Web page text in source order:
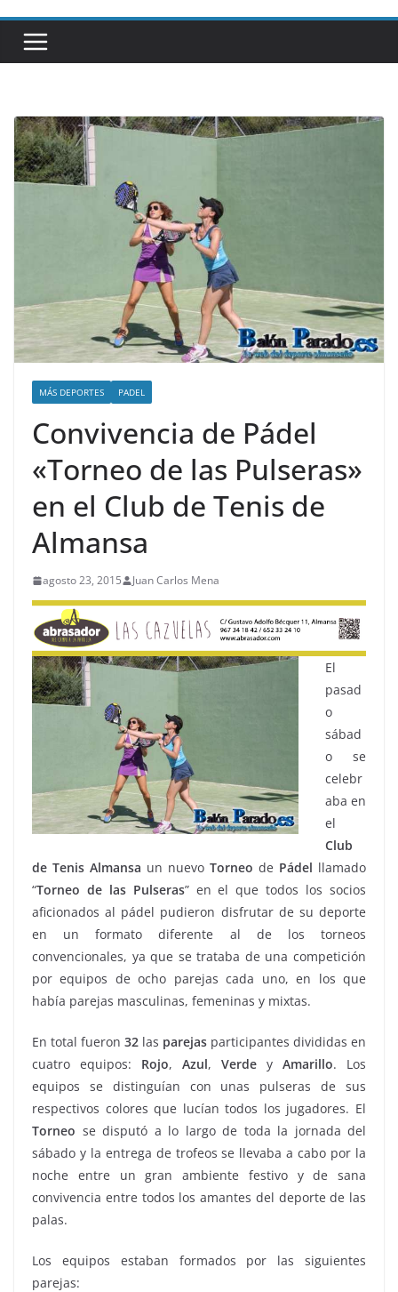
MÁS DEPORTES PADEL
Convivencia de Pádel
«Torneo de las Pulseras»
en el Club de Tenis de
Almansa
agosto 23, 2015 Juan Carlos Mena
El
pasad
o
sábad
o se
celebr
aba en
el
Club
de Tenis Almansa un nuevo Torneo de Pádel llamado
“Torneo de las Pulseras” en el que todos los socios
aficionados al pádel pudieron disfrutar de su deporte
en un formato diferente al de los torneos
convencionales, ya que se trataba de una competición
por equipos de ocho parejas cada uno, en los que
había parejas masculinas, femeninas y mixtas.
En total fueron 32 las parejas participantes divididas en
cuatro equipos: Rojo, Azul, Verde y Amarillo. Los
equipos se distinguían con unas pulseras de sus
respectivos colores que lucían todos los jugadores. El
Torneo se disputó a lo largo de toda la jornada del
sábado y la entrega de trofeos se llevaba a cabo por la
noche entre un gran ambiente festivo y de sana
convivencia entre todos los amantes del deporte de las
palas.
Los equipos estaban formados por las siguientes
parejas: